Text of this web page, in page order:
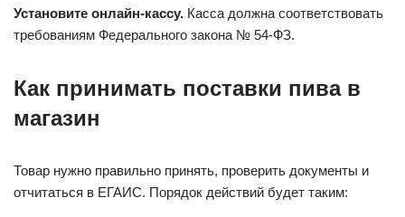
Установите онлайн-кассу. Касса должна соответствовать
требованиям Федерального закона № 54-ФЗ.
Как принимать поставки пива в
магазин
Товар нужно правильно принять, проверить документы и
отчитаться в ЕГАИС. Порядок действий будет таким: